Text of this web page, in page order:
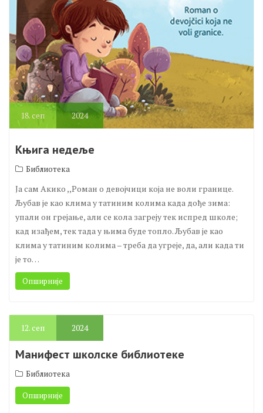
18.сеп 2024
Књига недеље
Библиотека
Ја сам Акико ,,Роман о девојчици која не воли границе.
Љубав је као клима у татиним колима када дође зима:
упали он грејање, али се кола загреју тек испред школе;
кад изађем, тек тада у њима буде топло. Љубав је као
клима у татиним колима – треба да угреје, да, али када ти
је то…
Опширније
12.сеп 2024
Манифест школске библиотеке
Библиотека